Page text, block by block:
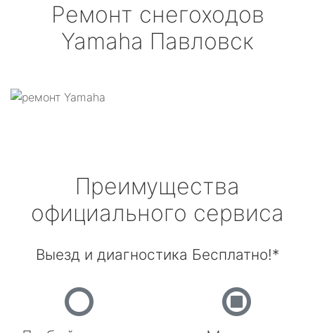
Ремонт снегоходов
Yamaha Павловск
Преимущества
официального сервиса
Выезд и диагностика Бесплатно!*